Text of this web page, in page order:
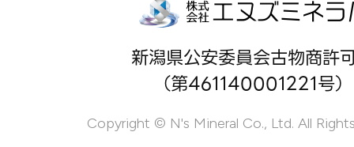
新潟県公安委員会古物商許
（第461140001221号）
Copyright © N's Mineral Co., Ltd. All